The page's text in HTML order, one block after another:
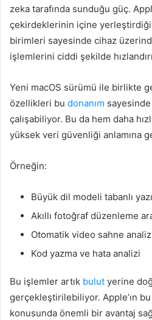
zeka tarafında sunduğu güç.
çekirdeklerinin içine yerleştirdiği
birimleri sayesinde cihaz
işlemlerini ciddi şekilde
Yeni macOS sürümü ile birlikte
özellikleri bu donanım
çalışabiliyor. Bu da hem daha
yüksek veri güvenliği anlamına
Örneğin:
Büyük dil modeli tabanlı
Akıllı fotoğraf düzenleme
Otomatik video sahne
Kod yazma ve hata analizi
Bu işlemler artık bulut yerine
gerçekleştirilebiliyor. Apple’ın bu
konusunda önemli bir avantaj